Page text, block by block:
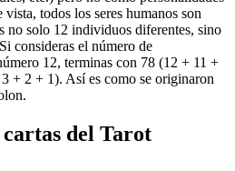
todos los seres humanos son
no solo 12 individuos diferentes, sino
consideras el número de
12, terminas con 78 (12 + 11 +
+ 2 + 1). Así es como se originaron
del Tarot